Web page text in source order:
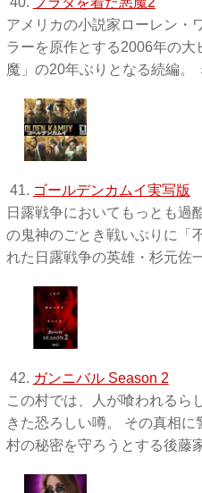
アメリカの小説家ローレン・
ラーを原作とする2006年の
魔」の20年ぶりとなる続編。
41. ゴールデンカムイ実写版
日露戦争においてもっとも過
の鬼神のごとき戦いぶりに「
れた日露戦争の英雄・杉元佐
42. ガンニバル Season 2
この村では、人が喰われるら
きた恐ろしい噂。 その真相に
村の秘密を守ろうとする後藤